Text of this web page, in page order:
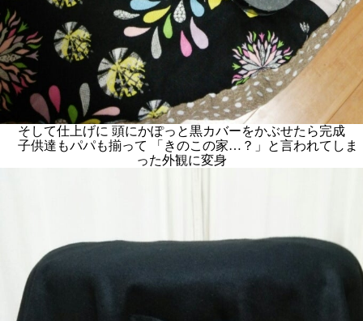
そして仕上げに 頭にかぽっと黒カバーをかぶせたら完成
子供達もパパも揃って 「きのこの家…？」と言われてしま
った外観に変身